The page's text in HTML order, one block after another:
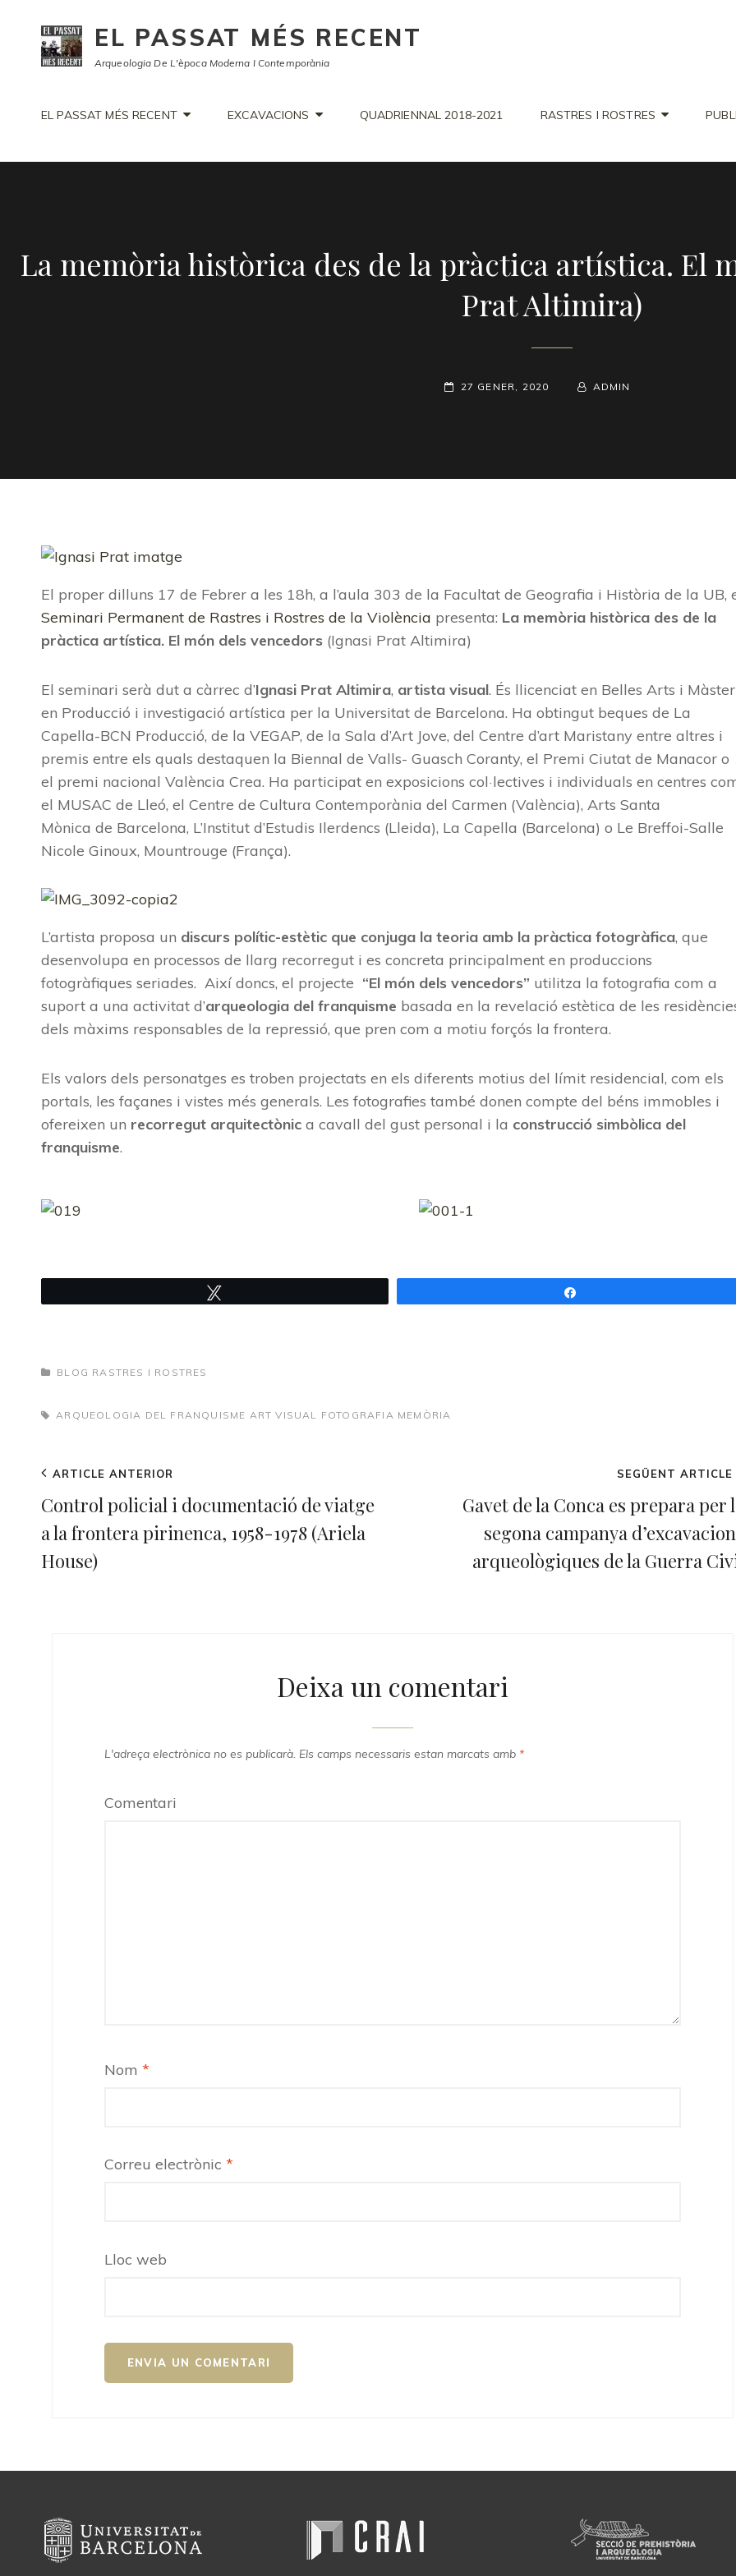
EL PASSAT MÉS RECENT
Arqueologia De L'època Moderna I Contemporània
EL PASSAT MÉS RECENT EXCAVACIONS QUADRIENNAL 2018-2021 RASTRES I ROSTRES
La memòria històrica des de la pràctica artística. El
Prat Altimira)
POSTED-
27 GENER, 2020
BY
BYLINE
ADMIN
El proper dilluns 17 de Febrer a les 18h, a l’aula 303 de la Facultat de Geografia i Història de la UB,
Seminari Permanent de Rastres i Rostres de la Violència presenta: La memòria històrica des de la
pràctica artística. El món dels vencedors (Ignasi Prat Altimira)
El seminari serà dut a càrrec d’Ignasi Prat Altimira, artista visual. És llicenciat en Belles Arts i Màster
en Producció i investigació artística per la Universitat de Barcelona. Ha obtingut beques de La
Capella-BCN Producció, de la VEGAP, de la Sala d’Art Jove, del Centre d’art Maristany entre altres i
premis entre els quals destaquen la Biennal de Valls- Guasch Coranty, el Premi Ciutat de Manacor o
el premi nacional València Crea. Ha participat en exposicions col·lectives i individuals en centres
el MUSAC de Lleó, el Centre de Cultura Contemporània del Carmen (València), Arts Santa
Mònica de Barcelona, L’Institut d’Estudis Ilerdencs (Lleida), La Capella (Barcelona) o Le Breffoi-Salle
Nicole Ginoux, Mountrouge (França).
L’artista proposa un discurs polític-estètic que conjuga la teoria amb la pràctica fotogràfica, que
desenvolupa en processos de llarg recorregut i es concreta principalment en produccions
fotogràfiques seriades. Així doncs, el projecte “El món dels vencedors” utilitza la fotografia com a
suport a una activitat d’arqueologia del franquisme basada en la revelació estètica de les
dels màxims responsables de la repressió, que pren com a motiu forçós la frontera.
Els valors dels personatges es troben projectats en els diferents motius del límit residencial, com els
portals, les façanes i vistes més generals. Les fotografies també donen compte del béns immobles i
ofereixen un recorregut arquitectònic a cavall del gust personal i la construcció simbòlica del
franquisme.
CATEGORIES
BLOG RASTRES I ROSTRES
TAGS,ARQUEOLOGIA DEL FRANQUISME ART VISUAL FOTOGRAFIA MEMÒRIA
Navegació
d'entrades
Previous
Post
ARTICLE ANTERIOR
Control policial i documentació de viatge
a la frontera pirinenca, 1958-1978 (Ariela
House)
SEGÜENT ARTICLE
Gavet de la Conca es prepara per
segona campanya
arqueològiques de la Guerra
Deixa un comentari
L'adreça electrònica no es publicarà. Els camps necessaris estan marcats amb *
Comentari
Nom *
Correu electrònic *
Lloc web